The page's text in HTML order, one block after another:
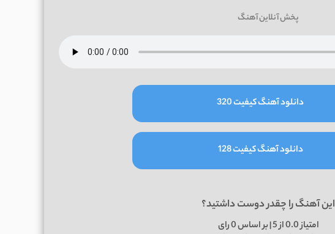
پخش آنلاین آهنگ
دانلود آهنگ کیفیت 320
دانلود آهنگ کیفیت 128
این آهنگ را چقدر دوست داشتید؟
امتیاز0.0از 5 | بر اساس 0رای